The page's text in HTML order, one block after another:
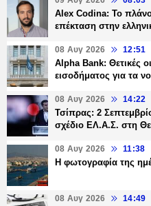
Alex Codina: Το
επέκταση στην
08 Αυγ 2026 12:51
Alpha Bank: Θετικές
εισοδήματος για τα
08 Αυγ 2026 14:22
Τσίπρας: 2
σχέδιο ΕΛ.Α.Σ. στη
08 Αυγ 2026 11:38
Η φωτογραφία της
08 Αυγ 2026 14:49